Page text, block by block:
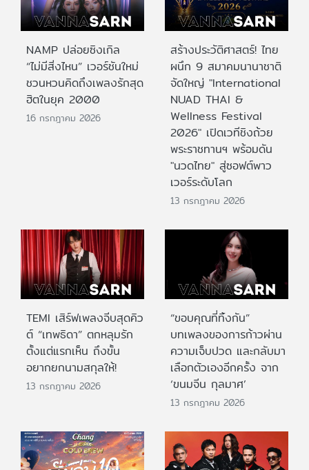
NAMP ปล่อยซิงเกิล
“ไม่มีสิ่งไหน” เวอร์ชันใหม่
ชวนหวนคิดถึงเพลงรักสุด
ฮิตในยุค 2000
16 กรกฎาคม 2026
สร้างประวัติศาสตร์! ไทย
ผนึก 9 สมาคมนานาชาติ
จัดใหญ่ "International
NUAD THAI &
Wellness Festival
2026" เปิดเวทีชิงถ้วย
พระราชทานฯ พร้อมดัน
"นวดไทย" สู่ซอฟต์พาว
เวอร์ระดับโลก
13 กรกฎาคม 2026
TEMI เสิร์ฟเพลงจีบสุดคิว
ต์ “เทพธิดา” ตกหลุมรัก
ตั้งแต่แรกเห็น ถึงขั้น
อยากยกนามสกุลให้!
13 กรกฎาคม 2026
“ขอบคุณที่ทิ้งกัน”
บทเพลงของการก้าวผ่าน
ความเจ็บปวด และกลับมา
เลือกตัวเองอีกครั้ง จาก
‘ขนมจีน กุลมาศ’
13 กรกฎาคม 2026